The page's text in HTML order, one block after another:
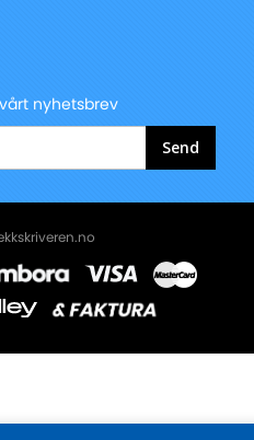
nyhetsbrev
Send